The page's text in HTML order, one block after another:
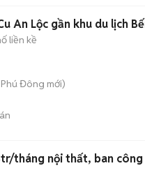
An Lộc gần khu du lịch
liền kề
Phú Đông mới)
tháng nội thất, ban